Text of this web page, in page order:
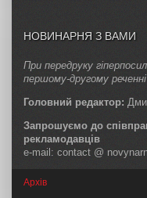
НОВИНАРНЯ З ВАМИ
При передруку
першому-другому реченні
Головний редактор:
Запрошуємо до
рекламодавців
e-mail: contact @
Архів